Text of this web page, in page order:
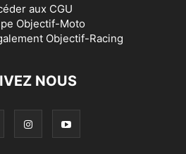
aux CGU
Objectif-Moto
Objectif-Racing
NOUS